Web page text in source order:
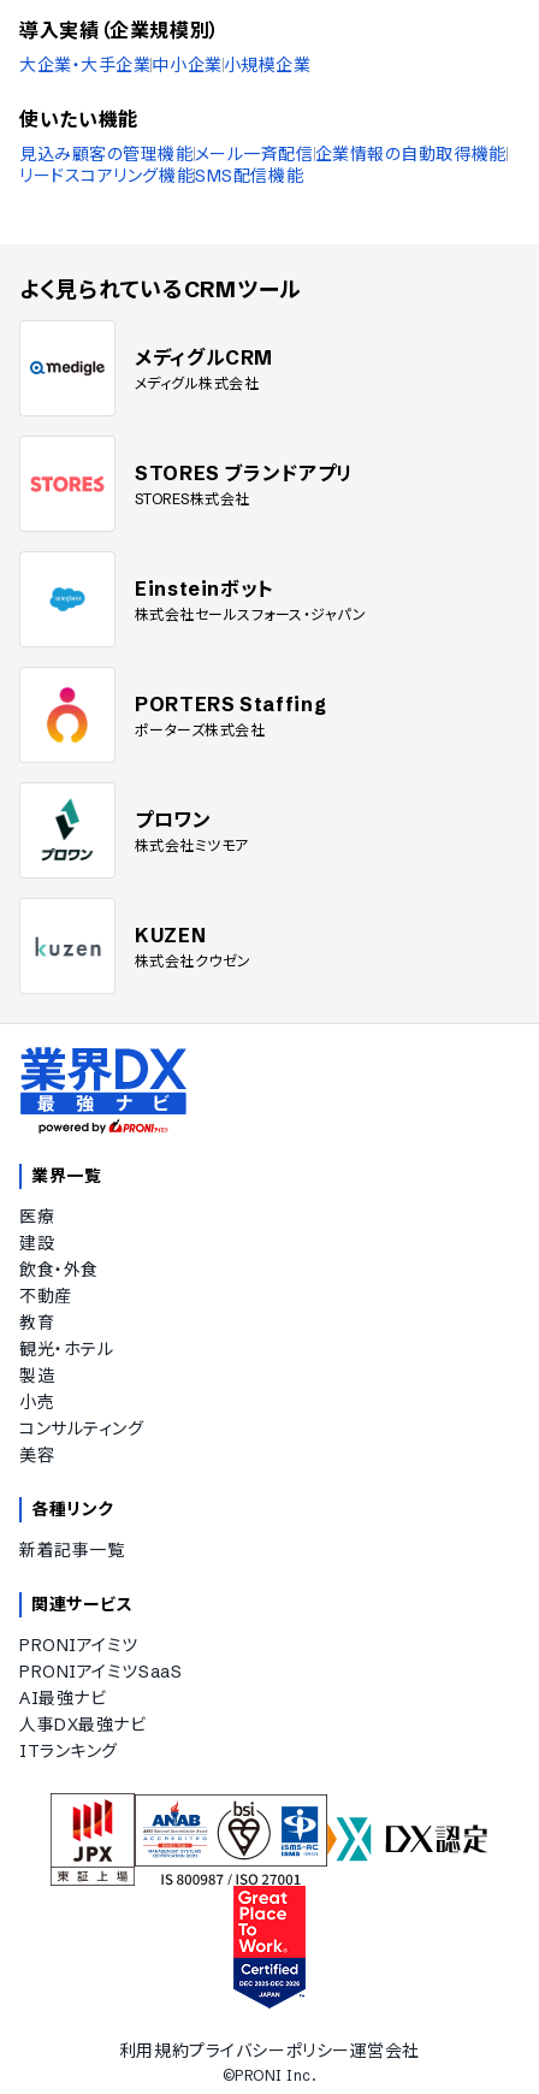
導入実績（企業規模別）
大企業・大手企業中小企業小規模企業
使いたい機能
見込み顧客の管理機能メール一斉配信企業情報の自動取得機能
リードスコアリング機能SMS配信機能
よく見られているCRMツール
メディグルCRM
メディグル株式会社
STORES ブランドアプリ
STORES株式会社
Einsteinボット
株式会社セールスフォース・ジャパン
PORTERS Staffing
ポーターズ株式会社
プロワン
株式会社ミツモア
KUZEN
株式会社クウゼン
業界一覧
医療
建設
飲食・外食
不動産
教育
観光・ホテル
製造
小売
コンサルティング
美容
各種リンク
新着記事一覧
関連サービス
PRONIアイミツ
PRONIアイミツSaaS
AI最強ナビ
人事DX最強ナビ
ITランキング
利用規約プライバシーポリシー運営会社
©PRONI Inc.